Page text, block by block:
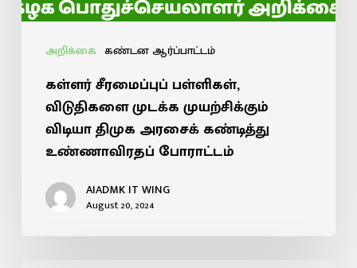
அறிக்கை கண்டன ஆர்ப்பாட்டம்
கள்ளர் சீரமைப்புப் பள்ளிகள்,
விடுதிகளை முடக்க முயற்சிக்கும்
விடியா திமுக அரசைக் கண்டித்து
உண்ணாவிரதப் போராட்டம்
AIADMK IT WING
August 20, 2024